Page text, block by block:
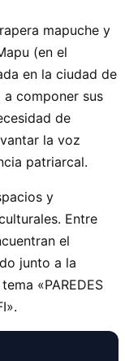
mapuche y
(en el
en la ciudad de
a componer sus
de
la voz
patriarcal.
y
Entre
el
junto a la
«PAREDES